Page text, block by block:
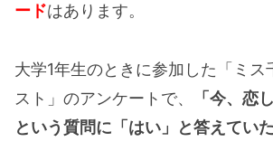
ードはあります。
大学1年生のときに参加した「ミス
スト」のアンケートで、
「今、恋
という質問に「はい」と答えていた